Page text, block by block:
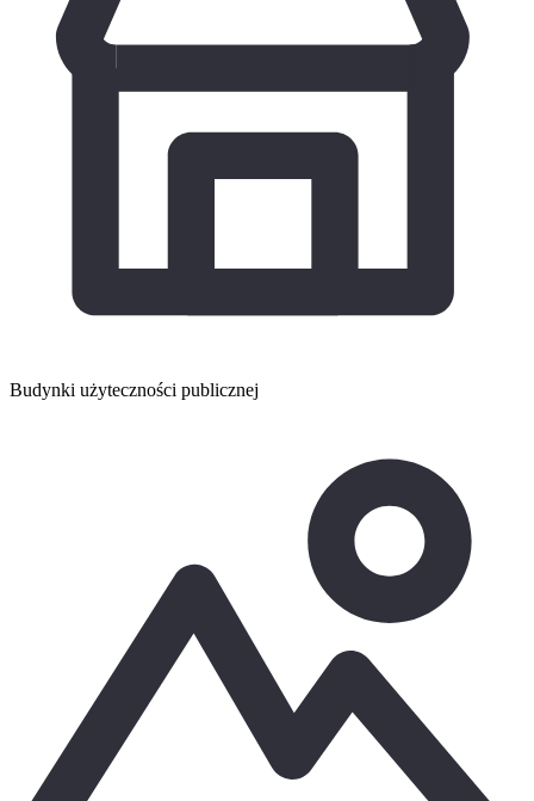
Budynki użyteczności publicznej